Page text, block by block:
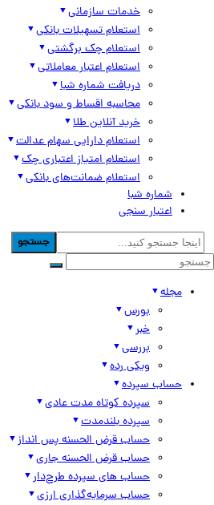
خدمات سازمانی
استعلام تسهیلات بانکی
استعلام چک برگشتی
استعلام اعتبار معاملاتی
دریافت شماره شبا
محاسبه اقساط و سود بانکی
خرید آنلاین طلا
استعلام دارایی سهام عدالت
استعلام امتیاز اعتباری چک
استعلام ضمانت‌های بانکی
شماره شبا
اعتبار سنجی
جستجو
مجله
بورس
خبر
بررسی
ویکی رده
حساب سپرده
سپرده کوتاه مدت عادی
سپرده بلندمدت
حساب قرض الحسنه پس انداز
حساب قرض الحسنه جاری
حساب های سپرده طرح‌دار
حساب سرمایه‌گذاری ارزی